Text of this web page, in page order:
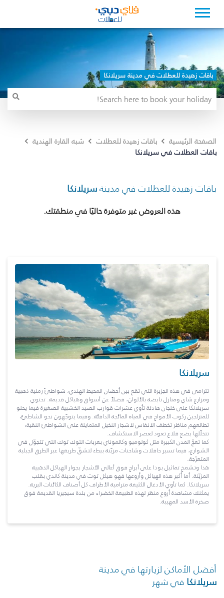
باقات زهيدة للعطلات في مدينة سريلانكا
الصفحة الرئيسية باقات زهيدة للعطلات
شبه القارة الهندية
باقات العطلات في سريلانكا
باقات زهيدة للعطلات في مدينةسريلانكا
هذه العروض غير متوفرة حاليًا في منطقتك.
سريلانكا
تترامى في هذه الجزيرة التي تقع بين أحضان المحيط الهندي، شواطئٌ رملية ذهبية
ومزارع شاي ومنازل نابضة بالألوان، فضلاً عن أسواق وهياكل قديمة. تحتوي
سريلانكا على خلجان هادئة تأوي عشرات قوارب الصيد الخشبية الصغيرة فيما يحلو
للمتزلجين ركوب الأمواج في المياه المائجة الدافئة. وفيما يتوجّهون نحو الشاطئ،
تطالعهم مناظر تخطف الأنفاس لأشجار النخيل المتمايلة على الشواطئ النقية،
تتخلّلها بضع قلاع تعود لعصر الاستكشاف.
كما تعجّ المدن الكبيرة مثل كولومبو وكالموناي بعربات التوك توك التي تتجوّل في
الشوارع، فيما تسير حافلات وشاحنات مزيّنة ببطء لتشقّ طريقها عبر الطرق الجبلية
المتعرّجة.
هذا وتشمخ تماثيل بوذا على أبراج فوق أعالي الأشجار بجوار الهياكل الذهبية
المزيّنة. أما أكبر هذه الهياكل وأروعها فهو هيكل توث في مدينة كاندي بقلب
سريلانكا. كما تأوي الأدغال الكثيفة مترامية الأطراف كل أصناف الكائنات البرية.
يمكنك مشاهدة أروع منظر لهذه الطبيعة الخضراء من بلدة سيجيريا القديمة فوق
صخرة الأسد المهيبة.
أفضل الأماكن لزيارتها في مدينة
سريلانكا في شهر